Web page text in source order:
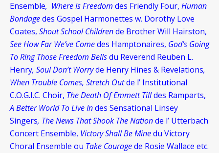
Ensemble, Where Is Freedom des Friendly Four, Human
Bondagedes Gospel Harmonettes w. Dorothy Love
Coates, Shout School Childrende Brother Will Hairston,
See How Far We’ve Comedes Hamptonaires, God’s Going
To Ring Those Freedom Bellsdu Reverend Reuben L.
Henry, Soul Don’t Worryde Henry Hines & Revelations,
When Trouble Comes, Stretch Outde l’ Institutional
C.O.G.I.C. Choir, The Death Of Emmett Tilldes Ramparts,
A Better World To Live Indes Sensational Linsey
Singers, The News That Shook The Nationde l’ Utterbach
Concert Ensemble, Victory Shall Be Minedu Victory
Choral Ensemble ou Take Couragede Rosie Wallace etc.